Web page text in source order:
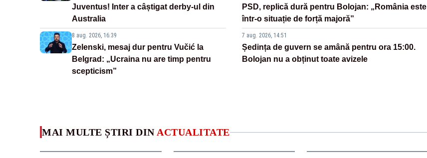
Juventus! Inter a câștigat derby-ul din
Australia
8 aug. 2026, 16:39
Zelenski, mesaj dur pentru Vučić la
Belgrad: „Ucraina nu are timp pentru
scepticism”
PSD, replică dură pentru Bolojan: „România este
într-o situație de forță majoră”
7 aug. 2026, 14:51
Ședința de guvern se amână pentru ora 15:00.
Bolojan nu a obținut toate avizele
MAI MULTE ȘTIRI DIN ACTUALITATE